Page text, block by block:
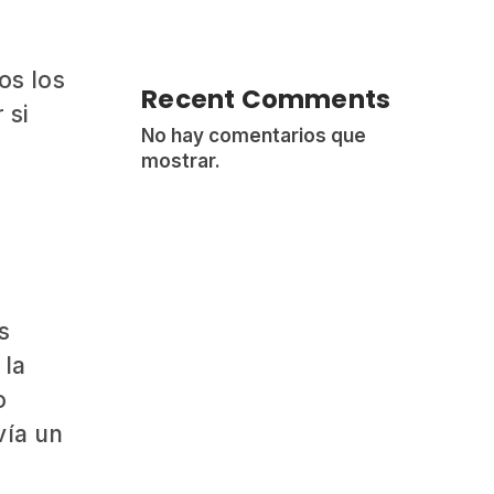
los
si
un
Recent Comments
No hay comentarios que
mostrar.